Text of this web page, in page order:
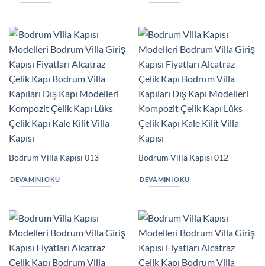
Bodrum Villa Kapısı 013
DEVAMINI OKU
Bodrum Villa Kapısı 012
DEVAMINI OKU